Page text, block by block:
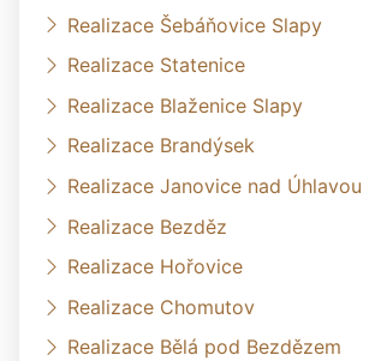
Realizace Šebáňovice Slapy
Realizace Statenice
Realizace Blaženice Slapy
Realizace Brandýsek
Realizace Janovice nad Úhlavou
Realizace Bezděz
Realizace Hořovice
Realizace Chomutov
Realizace Bělá pod Bezdězem